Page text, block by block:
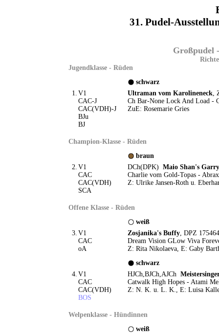
31. Pudel-
Großpudel
Jugendklasse - Rüden
schwarz
1. V1
CAC-J
CAC(VDH)-J
BJu
BJ
Ultraman vom Karolineneck,
Ch Bar-None Lock And Load -
ZuE: Rosemarie Gries
Champion-Klasse - Rüden
braun
2. V1
CAC
CAC(VDH)
SCA
DCh(DPK) Maio Shan's Garry
Charlie vom Gold-Topas -
Z: Ulrike Jansen-Roth u.
Offene Klasse - Rüden
weiß
3. V1
CAC
oA
Zosjanika's Buffy, DPZ
Dream Vision GLow Viva
Z: Rita Nikolaeva, E: Gaby
schwarz
4. V1
CAC
CAC(VDH)
BOS
HJCh,BJCh,AJCh
Catwalk High Hopes - Atami
Z: N. K. u. L. K., E: Luisa
Welpenklasse - Hündinnen
weiß